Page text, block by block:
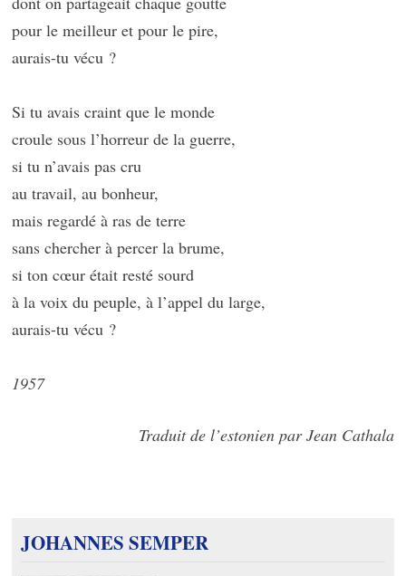
pour le meilleur et pour le pire,
aurais-tu vécu ?
Si tu avais craint que le monde
croule sous l’horreur de la guerre,
si tu n’avais pas cru
au travail, au bonheur,
mais regardé à ras de terre
sans chercher à percer la brume,
si ton cœur était resté sourd
à la voix du peuple, à l’appel du large,
aurais-tu vécu ?
1957
Traduit de l’estonien par Jean Cathala
JOHANNES SEMPER